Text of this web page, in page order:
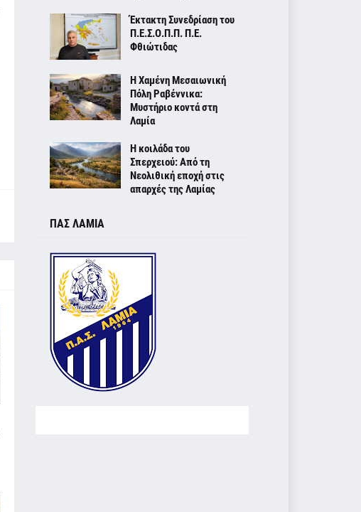
Έκτακτη Συνεδρίαση του
Π.Ε.Σ.Ο.Π.Π. Π.Ε.
Φθιώτιδας
Η Χαμένη Μεσαιωνική
Πόλη Ραβέννικα:
Μυστήριο κοντά στη
Λαμία
Η κοιλάδα του
Σπερχειού: Από τη
Νεολιθική εποχή στις
απαρχές της Λαμίας
ΠΑΣ ΛΑΜΙΑ